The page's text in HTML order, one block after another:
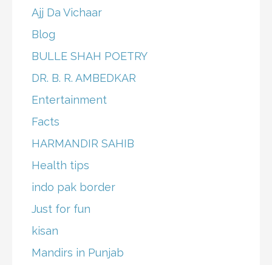
Ajj Da Vichaar
Blog
BULLE SHAH POETRY
DR. B. R. AMBEDKAR
Entertainment
Facts
HARMANDIR SAHIB
Health tips
indo pak border
Just for fun
kisan
Mandirs in Punjab